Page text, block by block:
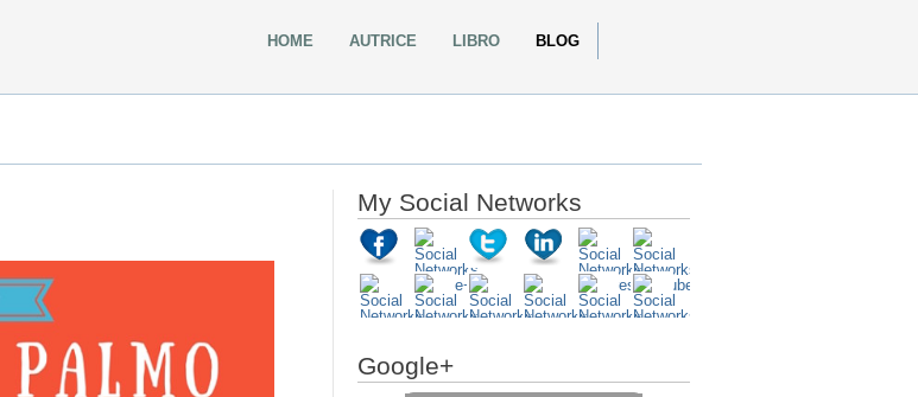
HOME AUTRICE LIBRO BLOG
My Social Networks
Google+